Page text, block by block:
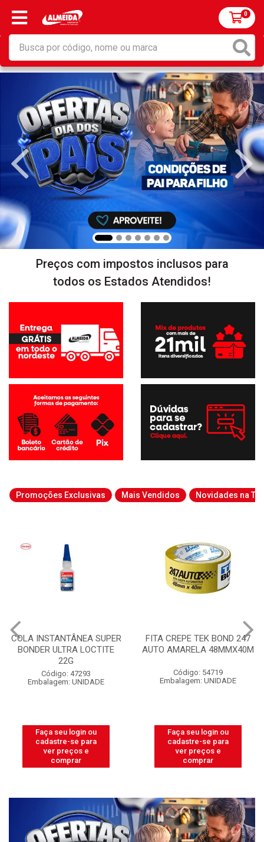
0
Preços com impostos inclusos para
todos os Estados Atendidos!
Promoções Exclusivas Mais Vendidos Novidades na
COLA INSTANTÂNEA SUPER
BONDER ULTRA LOCTITE
22G
Código: 47293
Embalagem: UNIDADE
Faça seu login ou
cadastre-se para
ver preços e
comprar
FITA CREPE TEK BOND 247
AUTO AMARELA 48MMX40M
Código: 54719
Embalagem: UNIDADE
Faça seu login ou
cadastre-se para
ver preços e
comprar